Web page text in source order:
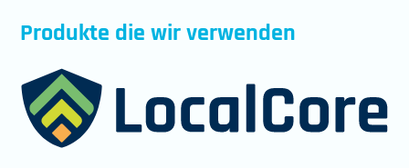
Produkte die wir verwenden